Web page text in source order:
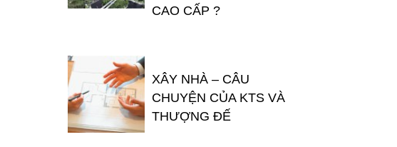
CAO CẤP ?
XÂY NHÀ – CÂU
CHUYỆN CỦA KTS VÀ
THƯỢNG ĐẾ